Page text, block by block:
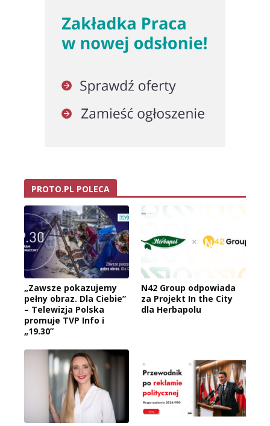
PROTO.PL POLECA
„Zawsze pokazujemy
pełny obraz. Dla Ciebie”
– Telewizja Polska
promuje TVP Info i
„19.30”
N42 Group odpowiada
za Projekt In the City
dla Herbapolu